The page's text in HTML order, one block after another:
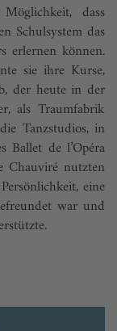
dass
Schulsystem das
erlernen können.
sie ihre Kurse,
der heute in der
als Traumfabrik
Tanzstudios, in
Ballet de l’Opéra
Chauviré nutzten
eine
war und